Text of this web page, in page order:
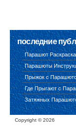
последние
Парашют Раскраска
Парашюты
Прыжок с
Где Прыгают с
Затяжных
Copyright ©2026